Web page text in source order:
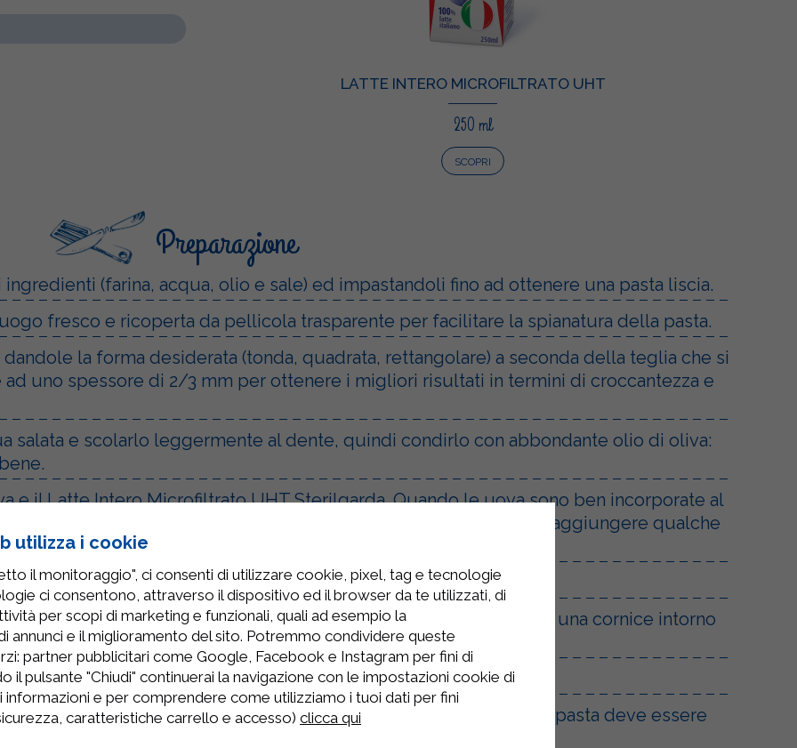
LATTE INTERO MICROFILTRATO UHT
250 ml
SCOPRI
Preparazione
(farina, acqua, olio e sale) ed impastandoli fino ad ottenere una pasta liscia.
fresco e ricoperta da pellicola trasparente per facilitare la spianatura della pasta.
la forma desiderata (tonda, quadrata, rettangolare) a seconda della teglia che si
ad uno spessore di 2/3 mm per ottenere i migliori risultati in termini di croccantezza e
salata e scolarlo leggermente al dente, quindi condirlo con abbondante olio di oliva:
e il Latte Intero Microfiltrato UHT Sterilgarda. Quando le uova sono ben incorporate al
e aggiustare di sale e pepe. Se l’impasto fosse troppo solido, aggiungere qualche
UHT Sterilgarda.
ungere bene una teglia e rivestirla con la sfoglia.
e riso e rigirare i bordi della sfoglia verso l’interno per creare una cornice intorno
grattugiato e condire ancora con l’olio.
forno caldo lasciando cuocere la torta di riso per circa 30 minuti: la pasta deve essere
crosticina dorata, ma non deve essere secco!
utilizza i cookie
il monitoraggio", ci consenti di utilizzare cookie, pixel, tag e tecnologie
ci consentono, attraverso il dispositivo ed il browser da te utilizzati, di
per scopi di marketing e funzionali, quali ad esempio la
annunci e il miglioramento del sito. Potremmo condividere queste
partner pubblicitari come Google, Facebook e Instagram per fini di
il pulsante "Chiudi" continuerai la navigazione con le impostazioni cookie di
informazioni e per comprendere come utilizziamo i tuoi dati per fini
caratteristiche carrello e accesso) clicca qui